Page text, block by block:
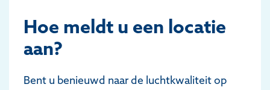
Hoe meldt u een locatie
aan?
Bent u benieuwd naar de luchtkwaliteit op